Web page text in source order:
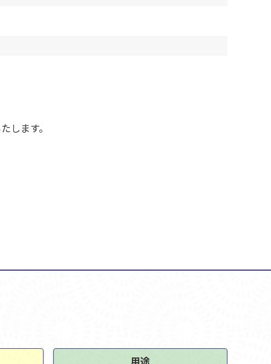
します。
用途